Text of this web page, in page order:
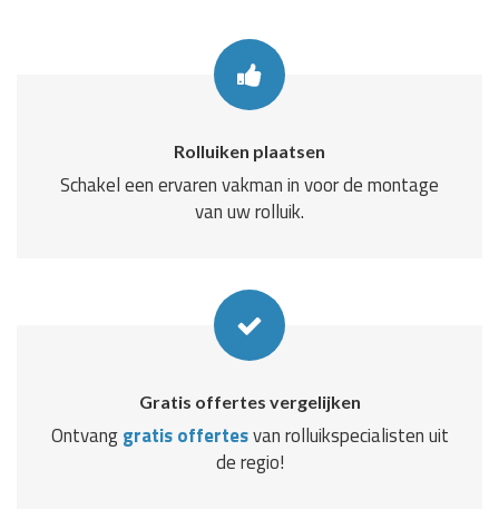
Rolluiken plaatsen
Schakel een ervaren vakman in voor de montage
van uw rolluik.
Gratis offertes vergelijken
Ontvanggratis offertesvan rolluikspecialisten uit
de regio!